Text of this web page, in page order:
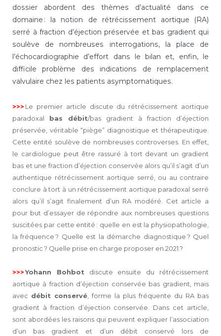
dossier abordent des thèmes d’actualité dans ce
domaine : la notion de rétrécissement aortique (RA)
serré à fraction d’éjection préservée et bas gradient qui
soulève de nombreuses interrogations, la place de
l’échocardiographie d’effort dans le bilan et, enfin, le
difficile problème des indications de remplacement
valvulaire chez les patients asymptomatiques.
>>> Le premier article discute du rétrécissement aortique
paradoxal bas débit/bas gradient à fraction d’éjection
préservée, véritable “piège” diagnostique et thérapeutique.
Cette entité soulève de nombreuses controverses. En effet,
le cardiologue peut être rassuré à tort devant un gradient
bas et une fraction d’éjection conservée alors qu’il s’agit d’un
authentique rétrécissement aortique serré, ou au contraire
conclure à tort à un rétrécissement aortique paradoxal serré
alors qu’il s’agit finalement d’un RA modéré. Cet article a
pour but d’essayer de répondre aux nombreuses questions
suscitées par cette entité : quelle en est la physiopathologie,
la fréquence ? Quelle est la démarche diagnostique ? Quel
pronostic ? Quelle prise en charge proposer en 2021 ?
>>>Yohann Bohbot discute ensuite du rétrécissement
aortique à fraction d’éjection conservée bas gradient, mais
avec débit conservé , forme la plus fréquente du RA bas
gradient à fraction d’éjection conservée. Dans cet article,
sont abordées les raisons qui peuvent expliquer l’association
d’un bas gradient et d’un débit conservé lors de